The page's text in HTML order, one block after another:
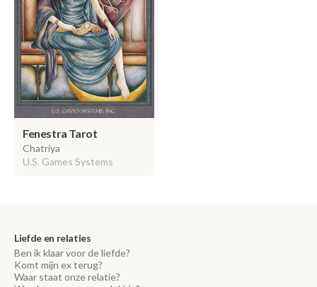
Fenestra Tarot
Chatriya
U.S. Games Systems
Liefde en relaties
Ben ik klaar voor de liefde?
Komt mijn ex terug?
Waar staat onze relatie?